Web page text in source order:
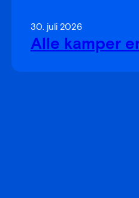
30. juli 2026
Alle kamper